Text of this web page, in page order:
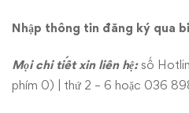
Nhập thông tin đăng ký qua
Mọi chi tiết xin liên hệ:số
phím 0) | thứ 2 – 6 hoặc 036